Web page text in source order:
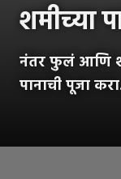
शमीच्या
नंतर फुलं आणि
पानाची पूजा